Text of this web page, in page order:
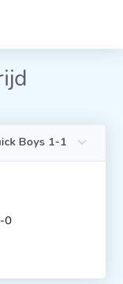
Boys 1-1
0